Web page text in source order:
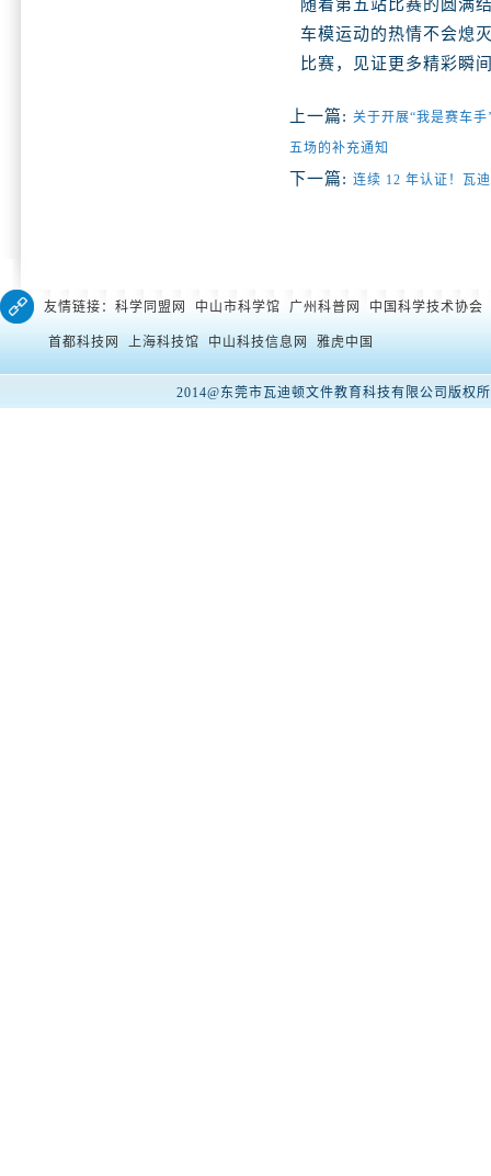
随着第五站比赛的圆满
车模运动的热情不会熄
比赛，见证更多精彩瞬
上一篇: 关于开展“我是赛车
五场的补充通知
下一篇: 连续 12 年认证！瓦
友情链接：科学同盟网 中山市科学馆 广州科普网 中国科学技术协
首都科技网 上海科技馆 中山科技信息网 雅虎中国
2014@东莞市瓦迪顿文件教育科技有限公司版权